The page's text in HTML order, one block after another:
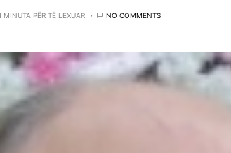
MINUTA PËR TË LEXUAR NO COMMENTS